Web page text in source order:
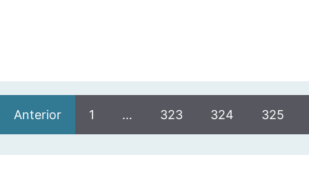
Anterior 1 … 323 324 325